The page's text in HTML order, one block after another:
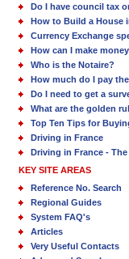
Do I have council tax
How to Build a House
Currency Exchange
How can I make
Who is the Notaire?
How much do I pay
Do I need to get a
What are the golden
Top Ten Tips for
Driving in France
Driving in France -
KEY SITE AREAS
Reference No. Search
Regional Guides
System FAQ's
Articles
Very Useful Contacts